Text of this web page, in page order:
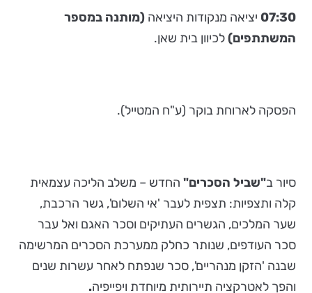
07:30 יציאה מנקודות היציאה (מותנה במספר
המשתתפים)לכיוון בית שאן.
הפסקה לארוחת בוקר (ע"ח המטייל).
סיור ב"שביל הסכרים" החדש – משלב הליכה עצמאית
קלה ותצפיות: תצפית לעבר 'אי השלום', גשר הרכבת,
שער המלכים, הגשרים העתיקים וסכר האגם ואל עבר
סכר העודפים, שנותר כחלק ממערכת הסכרים המרשימה
שבנה 'הזקן מנהריים', סכר שנפתח לאחר עשרות שנים
והפך לאטרקציה תיירותית מיוחדת ויפייפיה.